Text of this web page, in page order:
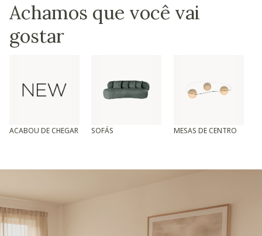
Achamos que você vai
gostar
ACABOU DE CHEGAR SOFÁS MESAS DE CENTRO